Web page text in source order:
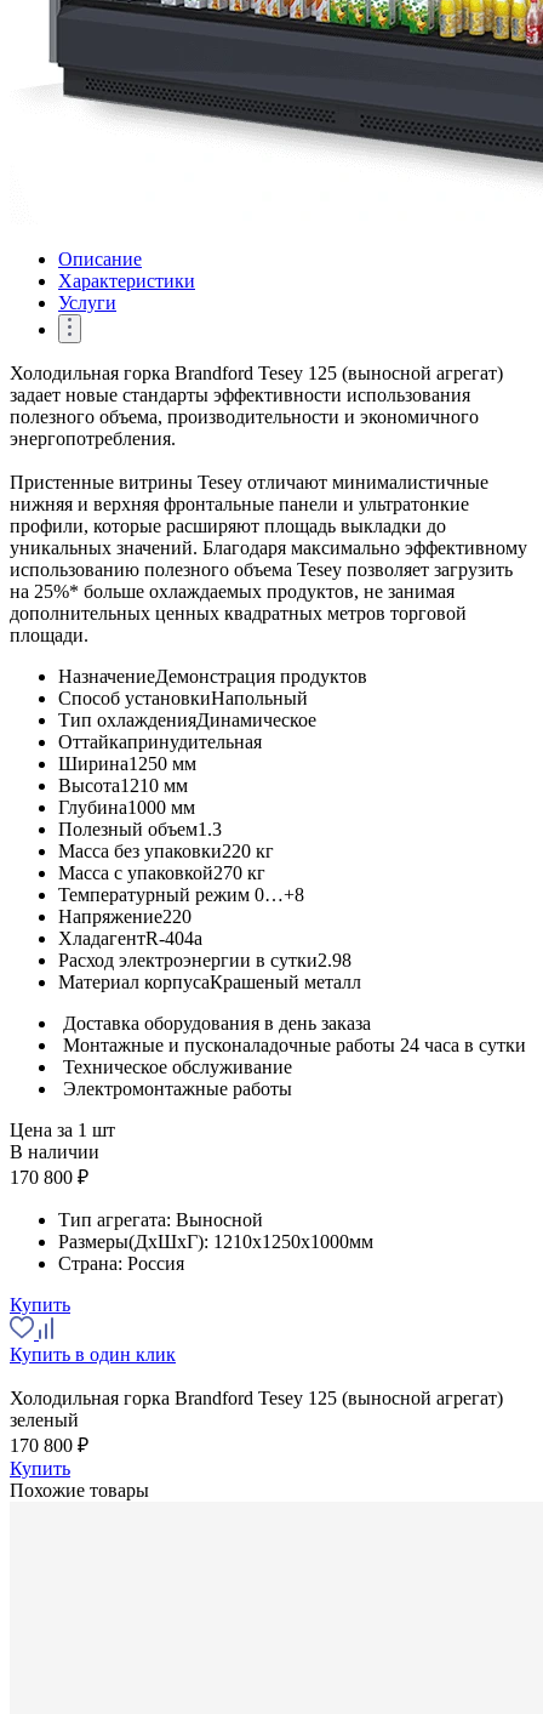
Описание
Характеристики
Услуги
Холодильная горка Brandford Tesey 125 (выносной агрегат)
задает новые стандарты эффективности использования
полезного объема, производительности и экономичного
энергопотребления.
Пристенные витрины Tesey отличают минималистичные
нижняя и верхняя фронтальные панели и ультратонкие
профили, которые расширяют площадь выкладки до
уникальных значений. Благодаря максимально эффективному
использованию полезного объема Tesey позволяет загрузить
на 25%* больше охлаждаемых продуктов, не занимая
дополнительных ценных квадратных метров торговой
площади.
НазначениеДемонстрация продуктов
Способ установкиНапольный
Тип охлажденияДинамическое
Оттайкапринудительная
Ширина1250 мм
Высота1210 мм
Глубина1000 мм
Полезный объем1.3
Масса без упаковки220 кг
Масса с упаковкой270 кг
Температурный режим 0…+8
Напряжение220
ХладагентR-404a
Расход электроэнергии в сутки2.98
Материал корпусаКрашеный металл
Доставка оборудования в день заказа
Монтажные и пусконаладочные работы 24 часа в сутки
Техническое обслуживание
Электромонтажные работы
Цена за 1 шт
В наличии
170 800 ₽
Тип агрегата: Выносной
Размеры(ДхШхГ): 1210x1250x1000мм
Страна: Россия
Купить
Купить в один клик
Холодильная горка Brandford Tesey 125 (выносной агрегат)
зеленый
170 800 ₽
Купить
Похожие товары